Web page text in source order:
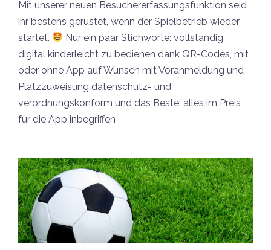
Mit unserer neuen Besuchererfassungsfunktion seid
ihr bestens gerüstet, wenn der Spielbetrieb wieder
startet.
Nur ein paar Stichworte: vollständig
digital kinderleicht zu bedienen dank QR-Codes, mit
oder ohne App auf Wunsch mit Voranmeldung und
Platzzuweisung datenschutz- und
verordnungskonform und das Beste: alles im Preis
für die App inbegriffen